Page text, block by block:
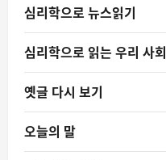
심리학으로 뉴스읽기
심리학으로 읽는 우리 사회
옛글 다시 보기
오늘의 말